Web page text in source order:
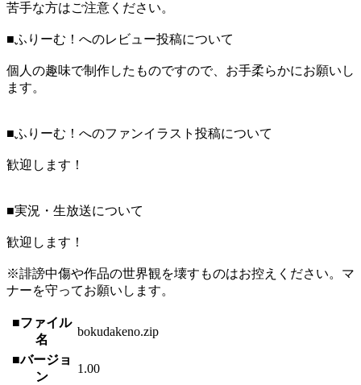
苦手な方はご注意ください。
■ふりーむ！へのレビュー投稿について
個人の趣味で制作したものですので、お手柔らかにお願いし
ます。
■ふりーむ！へのファンイラスト投稿について
歓迎します！
■実況・生放送について
歓迎します！
※誹謗中傷や作品の世界観を壊すものはお控えください。マ
ナーを守ってお願いします。
■ファイル
名
bokudakeno.zip
■バージョ
ン
1.00